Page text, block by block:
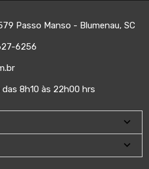
Passo Manso - Blumenau, SC
6256
8h10 às 22h00 hrs